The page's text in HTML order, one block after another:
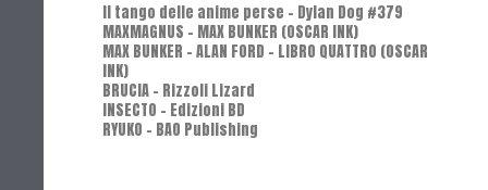
Il tango delle anime perse - Dylan Dog #379
MAXMAGNUS – MAX BUNKER (OSCAR INK)
MAX BUNKER – ALAN FORD – LIBRO QUATTRO (OSCAR
INK)
BRUCIA - Rizzoli Lizard
INSECTO - Edizioni BD
RYUKO - BAO Publishing